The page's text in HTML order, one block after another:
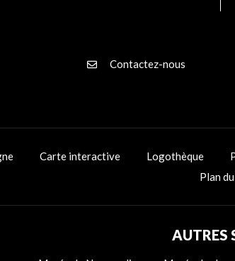
Contactez-nous
Carte interactive Logothèque
Plan
AUTRES